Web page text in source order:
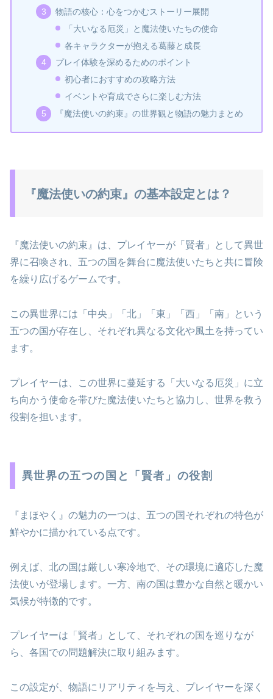
物語の核心：心をつかむストーリー展開
「大いなる厄災」と魔法使いたちの使命
各キャラクターが抱える葛藤と成長
プレイ体験を深めるためのポイント
初心者におすすめの攻略方法
イベントや育成でさらに楽しむ方法
『魔法使いの約束』の世界観と物語の魅力まとめ
『魔法使いの約束』の基本設定とは？
『魔法使いの約束』は、プレイヤーが「賢者」として異世
界に召喚され、五つの国を舞台に魔法使いたちと共に冒険
を繰り広げるゲームです。
この異世界には「中央」「北」「東」「西」「南」という
五つの国が存在し、それぞれ異なる文化や風土を持ってい
ます。
プレイヤーは、この世界に蔓延する「大いなる厄災」に立
ち向かう使命を帯びた魔法使いたちと協力し、世界を救う
役割を担います。
異世界の五つの国と「賢者」の役割
『まほやく』の魅力の一つは、五つの国それぞれの特色が
鮮やかに描かれている点です。
例えば、北の国は厳しい寒冷地で、その環境に適応した魔
法使いが登場します。一方、南の国は豊かな自然と暖かい
気候が特徴的です。
プレイヤーは「賢者」として、それぞれの国を巡りなが
ら、各国での問題解決に取り組みます。
この設定が、物語にリアリティを与え、プレイヤーを深く